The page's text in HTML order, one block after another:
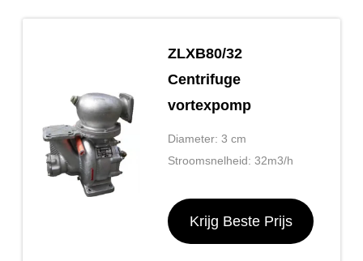
ZLXB80/32
Centrifuge
vortexpomp
Diameter: 3 cm
Stroomsnelheid: 32m3/h
Krijg Beste Prijs